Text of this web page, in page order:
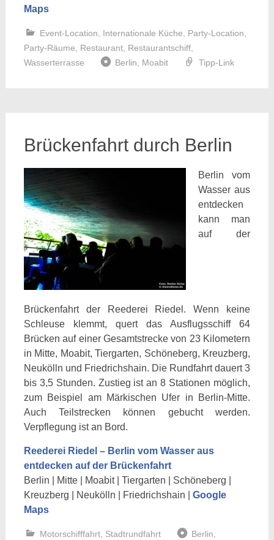
Maps
Event-Location Internationale Küche Party-Location
Party-Räume
Restaurant, Restaurantschiff,
Wasserterrasse
Berlin Moabit Tipp-Link
Brückenfahrt durch Berlin
Berlin vom
Wasser aus
entdecken
kann man
auf der
Brückenfahrt der Reederei Riedel. Wenn keine
Schleuse klemmt, quert das Ausflugsschiff 64
Brücken auf einer Gesamtstrecke von 23 Kilometern
in Mitte, Moabit, Tiergarten, Schöneberg, Kreuzberg,
Neukölln und Friedrichshain. Die Rundfahrt dauert 3
bis 3,5 Stunden. Zustieg ist an 8 Stationen möglich,
zum Beispiel am Märkischen Ufer in Berlin-Mitte.
Auch Teilstrecken können gebucht werden.
Verpflegung ist an Bord.
Reederei Riedel – Berlin vom Wasser aus
entdecken auf der Brückenfahrt
Berlin | Mitte | Moabit | Tiergarten | Schöneberg |
Kreuzberg | Neukölln | Friedrichshain | Google
Maps
Motorschifffahrt, Stadtrundfahrt Berlin